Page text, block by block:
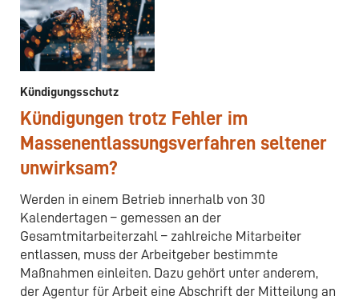
Kündigungsschutz
Kündigungen trotz Fehler im
Massenentlassungsverfahren seltener
unwirksam?
Werden in einem Betrieb innerhalb von 30
Kalendertagen – gemessen an der
Gesamtmitarbeiterzahl – zahlreiche Mitarbeiter
entlassen, muss der Arbeitgeber bestimmte
Maßnahmen einleiten. Dazu gehört unter anderem,
der Agentur für Arbeit eine Abschrift der Mitteilung an